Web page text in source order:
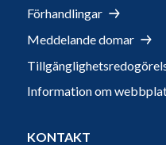
Förhandlingar
Meddelande domar
Information om
KONTAKT